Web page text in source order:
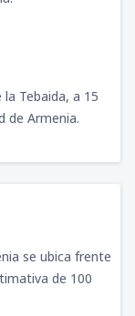
Tebaida, a 15
de Armenia.
se ubica frente
de 100